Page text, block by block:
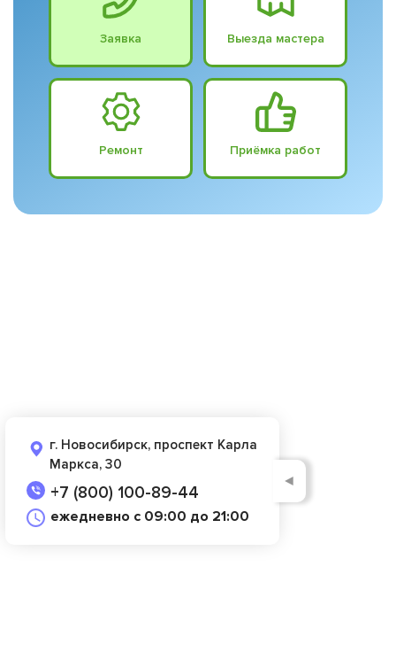
Заявка Выезда мастера
Ремонт Приёмка работ
г. Новосибирск, проспект Карла
Маркса, 30
+7 (800) 100-89-44
ежедневно с 09:00 до 21:00
◄